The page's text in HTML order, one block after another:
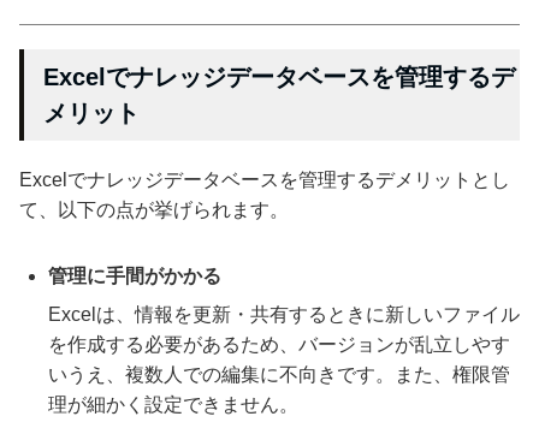
Excelでナレッジデータベースを管理するデ
メリット
Excelでナレッジデータベースを管理するデメリットとし
て、以下の点が挙げられます。
管理に手間がかかる
Excelは、情報を更新・共有するときに新しいファイル
を作成する必要があるため、バージョンが乱立しやす
いうえ、複数人での編集に不向きです。また、権限管
理が細かく設定できません。